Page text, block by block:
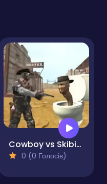
Cowboy vs Skibidi Toilets
0 (0 Голосів)